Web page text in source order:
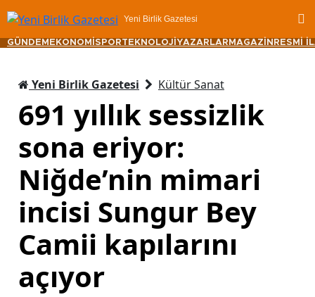
Yeni Birlik Gazetesi
GÜNDEM EKONOMİ SPORTEKNOLOJİ YAZARLAR MAGAZİN RESMİ
Yeni Birlik Gazetesi Kültür Sanat
691 yıllık sessizlik
sona eriyor:
Niğde’nin mimari
incisi Sungur Bey
Camii kapılarını
açıyor